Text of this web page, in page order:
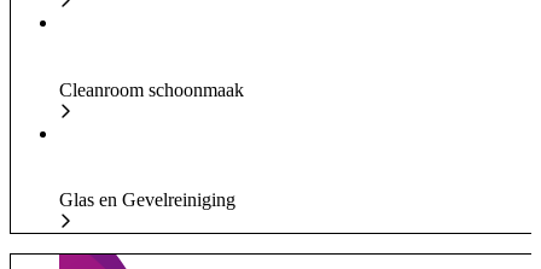
Cleanroom schoonmaak
Glas en Gevelreiniging